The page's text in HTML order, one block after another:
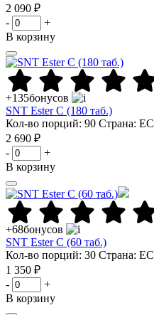
2 090 ₽
-
+
В корзину
+135бонусов
SNT Ester C (180 таб.)
Кол-во порций: 90 Страна: ЕС
2 690 ₽
-
+
В корзину
+68бонусов
SNT Ester C (60 таб.)
Кол-во порций: 30 Страна: ЕС
1 350 ₽
-
+
В корзину